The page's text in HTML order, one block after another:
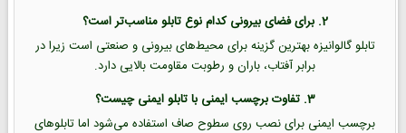
2. برای فضای بیرونی کدام نوع تابلو مناسب‌تر است؟
تابلو گالوانیزه بهترین گزینه برای محیط‌های بیرونی و صنعتی است زیرا در
برابر آفتاب، باران و رطوبت مقاومت بالایی دارد.
3. تفاوت برچسب ایمنی با تابلو ایمنی چیست؟
برچسب ایمنی برای نصب روی سطوح صاف استفاده می‌شود اما تابلوهای